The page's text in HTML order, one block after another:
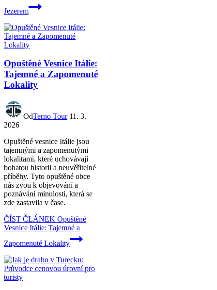
Jezerem
Opuštěné Vesnice Itálie:
Tajemné a Zapomenuté
Lokality
OdTerno Tour 11. 3.
2026
Opuštěné vesnice Itálie jsou
tajemnými a zapomenutými
lokalitami, které uchovávají
bohatou historii a neuvěřitelné
příběhy. Tyto opuštěné obce
nás zvou k objevování a
poznávání minulosti, která se
zde zastavila v čase.
ČÍST ČLÁNEK Opuštěné
Vesnice Itálie: Tajemné a
Zapomenuté Lokality